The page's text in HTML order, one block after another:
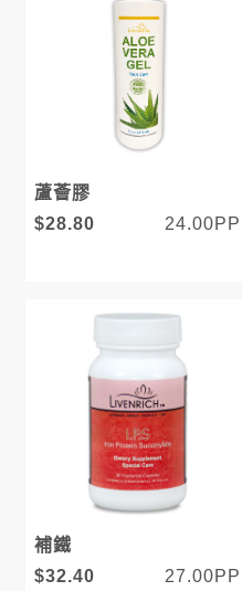
蘆薈膠
$28.80
24.00PP
補鐵
$32.40
27.00PP